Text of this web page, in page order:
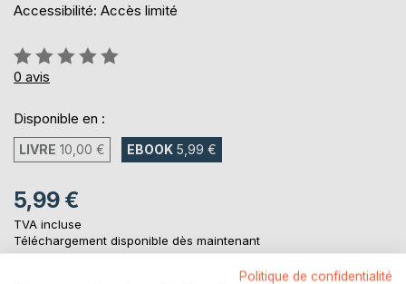
Accessibilité: Accès limité
Évaluation:
0%
0 avis
Disponible en :
LIVRE 10,00 € EBOOK 5,99 €
5,99 €
TVA incluse
Téléchargement disponible dès maintenant
Politique de confidentialité